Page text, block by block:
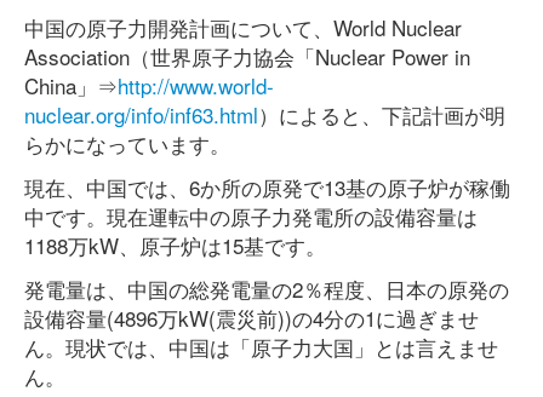
中国の原子力開発計画について、World Nuclear
Association（世界原子力協会「Nuclear Power in
China」⇒http://www.world-
nuclear.org/info/inf63.html）によると、下記計画が明
らかになっています。
現在、中国では、6か所の原発で13基の原子炉が稼働
中です。現在運転中の原子力発電所の設備容量は
1188万kW、原子炉は15基です。
発電量は、中国の総発電量の2％程度、日本の原発の
設備容量(4896万kW(震災前))の4分の1に過ぎませ
ん。現状では、中国は「原子力大国」とは言えませ
ん。